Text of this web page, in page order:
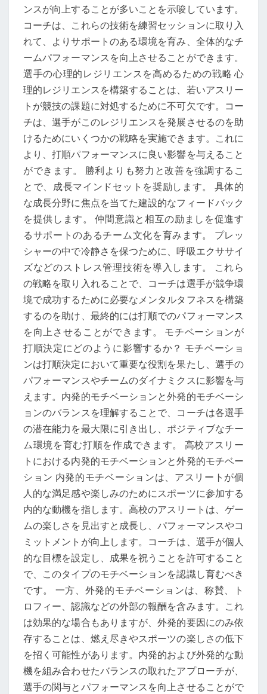
ンスが向上することが多いことを示唆しています。
コーチは、これらの技術を練習セッションに取り入
れて、よりサポートのある環境を育み、全体的なチ
ームパフォーマンスを向上させることができます。
選手の心理的レジリエンスを高めるための戦略 心
理的レジリエンスを構築することは、若いアスリー
トが競技の課題に対処するために不可欠です。コー
チは、選手がこのレジリエンスを発展させるのを助
けるためにいくつかの戦略を実施できます。これに
より、打順パフォーマンスに良い影響を与えること
ができます。 勝利よりも努力と改善を強調するこ
とで、成長マインドセットを奨励します。 具体的
な成長分野に焦点を当てた建設的なフィードバック
を提供します。 仲間意識と相互の励ましを促進す
るサポートのあるチーム文化を育みます。 プレッ
シャーの中で冷静さを保つために、呼吸エクササイ
ズなどのストレス管理技術を導入します。 これら
の戦略を取り入れることで、コーチは選手が競争環
境で成功するために必要なメンタルタフネスを構築
するのを助け、最終的には打順でのパフォーマンス
を向上させることができます。 モチベーションが
打順決定にどのように影響するか？ モチベーショ
ンは打順決定において重要な役割を果たし、選手の
パフォーマンスやチームのダイナミクスに影響を与
えます。内発的モチベーションと外発的モチベーシ
ョンのバランスを理解することで、コーチは各選手
の潜在能力を最大限に引き出し、ポジティブなチー
ム環境を育む打順を作成できます。 高校アスリー
トにおける内発的モチベーションと外発的モチベー
ション 内発的モチベーションは、アスリートが個
人的な満足感や楽しみのためにスポーツに参加する
内的な動機を指します。高校のアスリートは、ゲー
ムの楽しさを見出すと成長し、パフォーマンスやコ
ミットメントが向上します。コーチは、選手が個人
的な目標を設定し、成果を祝うことを許可すること
で、このタイプのモチベーションを認識し育むべき
です。 一方、外発的モチベーションは、称賛、ト
ロフィー、認識などの外部の報酬を含みます。これ
は効果的な場合もありますが、外発的要因にのみ依
存することは、燃え尽きやスポーツの楽しさの低下
を招く可能性があります。内発的および外発的な動
機を組み合わせたバランスの取れたアプローチが、
選手の関与とパフォーマンスを向上させることがで